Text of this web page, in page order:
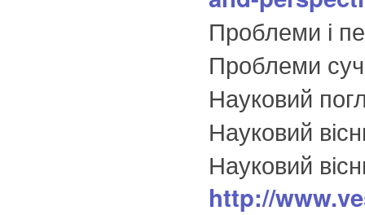
Проблеми і
Проблеми
Науковий
Науковий
Науковий
http://